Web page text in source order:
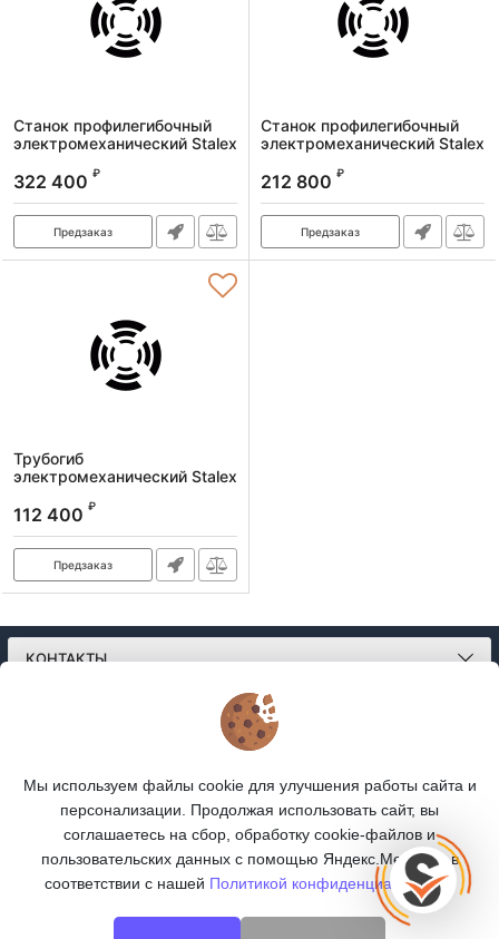
Станок профилегибочный
электромеханический Stalex
Артикул: 391004
322 400 ₽
Предзаказ
Станок профилегибочный
электромеханический Stalex
Артикул: 391002
212 800 ₽
Предзаказ
Трубогиб
электромеханический Stalex
76мм., профиль 16-50мм.,
Артикул: HHW-76B
112 400 ₽
Предзаказ
КОНТАКТЫ
ПОДПИСКА
Мы используем файлы cookie для улучшения работы сайта и
персонализации. Продолжая использовать сайт, вы
соглашаетесь на сбор, обработку cookie-файлов и
пользовательских данных с помощью Яндекс.Метрика, в
соответствии с нашей Политикой конфиденциальности.